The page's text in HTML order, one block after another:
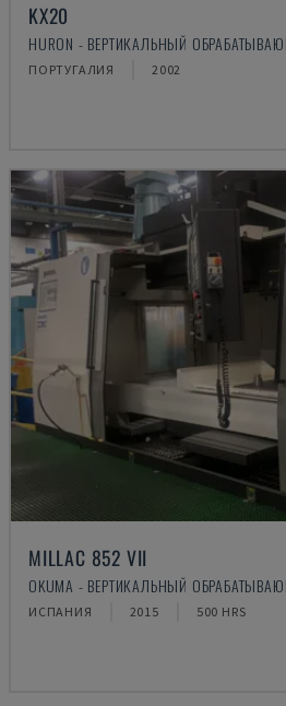
KX20
HURON - ВЕРТИКАЛЬНЫЙ
ПОРТУГАЛИЯ 2002
MILLAC 852 VII
OKUMA - ВЕРТИКАЛЬНЫЙ
ИСПАНИЯ 2015 500 HRS